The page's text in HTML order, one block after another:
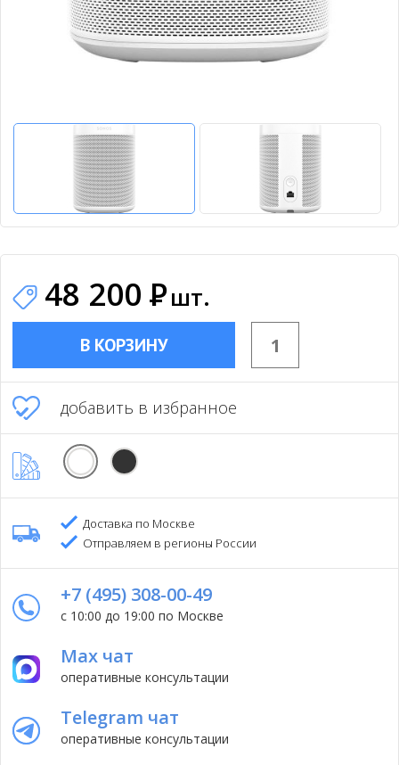
48 200 Ршт.
В КОРЗИНУ
добавить в избранное
Доставка по Москве
Отправляем в регионы России
+7 (495) 308-00-49
с 10:00 до 19:00 по Москве
Max чат
оперативные консультации
Telegram чат
оперативные консультации